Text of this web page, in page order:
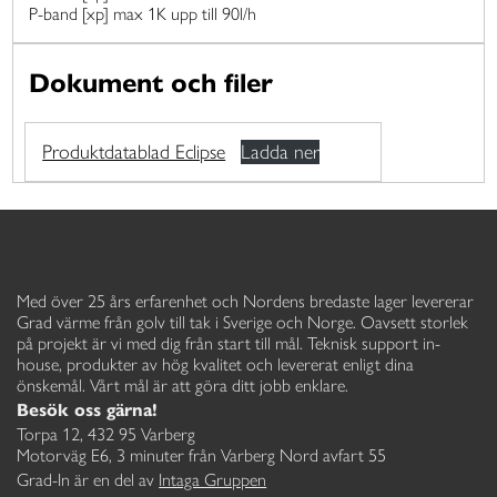
P-band [xp] max 1K upp till 90l/h
Dokument och filer
Produktdatablad Eclipse Ladda ner
Med över 25 års erfarenhet och Nordens bredaste lager levererar
Grad värme från golv till tak i Sverige och Norge. Oavsett storlek
på projekt är vi med dig från start till mål. Teknisk support in-
house, produkter av hög kvalitet och levererat enligt dina
önskemål. Vårt mål är att göra ditt jobb enklare.
Besök oss gärna!
Torpa 12, 432 95 Varberg
Motorväg E6, 3 minuter från Varberg Nord avfart 55
Grad-In är en del av Intaga Gruppen